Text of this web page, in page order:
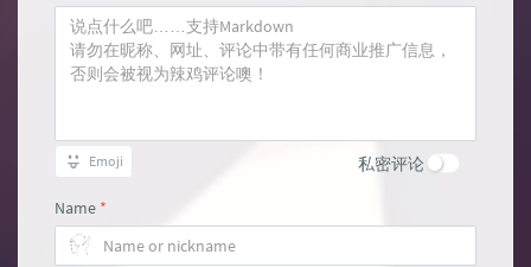
Emoji 私密评论
Name *